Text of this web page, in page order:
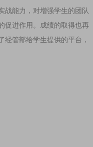
战能力，对增强学生的团队
促进作用。成绩的取得也再
经管部给学生提供的平台，